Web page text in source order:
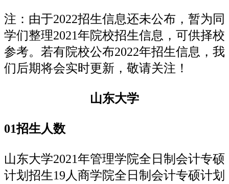
注：由于2022招生信息还未公布，暂为同
学们整理2021年院校招生信息，可供择校
参考。若有院校公布2022年招生信息，我
们后期将会实时更新，敬请关注！
山东大学
01招生人数
山东大学2021年管理学院全日制会计专硕
计划招生19人商学院全日制会计专硕计划